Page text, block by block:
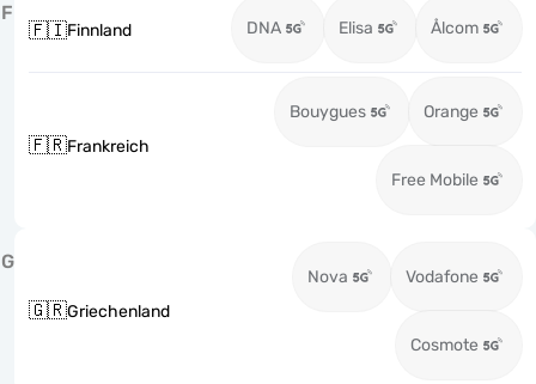
F
🇫🇮Finnland DNA Elisa Ålcom
🇫🇷Frankreich
Bouygues Orange
Free Mobile
G
🇬🇷Griechenland
Nova Vodafone
Cosmote